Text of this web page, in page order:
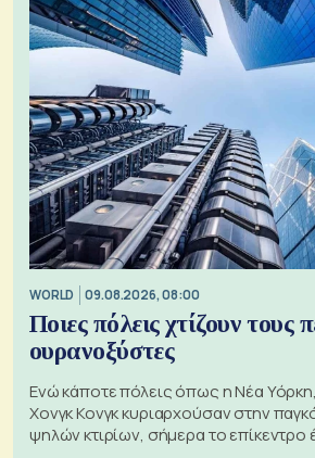
WORLD 09.08.2026, 08:00
Ποιες πόλεις χτίζουν τους
ουρανοξύστες
Ενώ κάποτε πόλεις όπως η Νέα Υόρκη,
Χονγκ Κονγκ κυριαρχούσαν στην
ψηλών κτιρίων, σήμερα το επίκεντρο